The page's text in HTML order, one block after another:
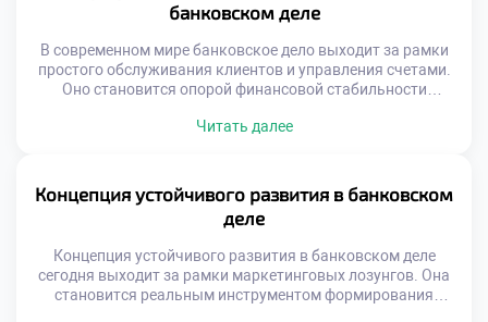
банковском деле
В современном мире банковское дело выходит за рамки
простого обслуживания клиентов и управления счетами.
Оно становится опорой финансовой стабильности
чья профессиональная ответственность в банковском
операция, каждый контакт с клиентом формируют
репутацию не только отдельного […]
Читать далее
Концепция устойчивого развития в банковском
деле
Концепция устойчивого развития в банковском деле
сегодня выходит за рамки маркетинговых лозунгов. Она
становится реальным инструментом формирования